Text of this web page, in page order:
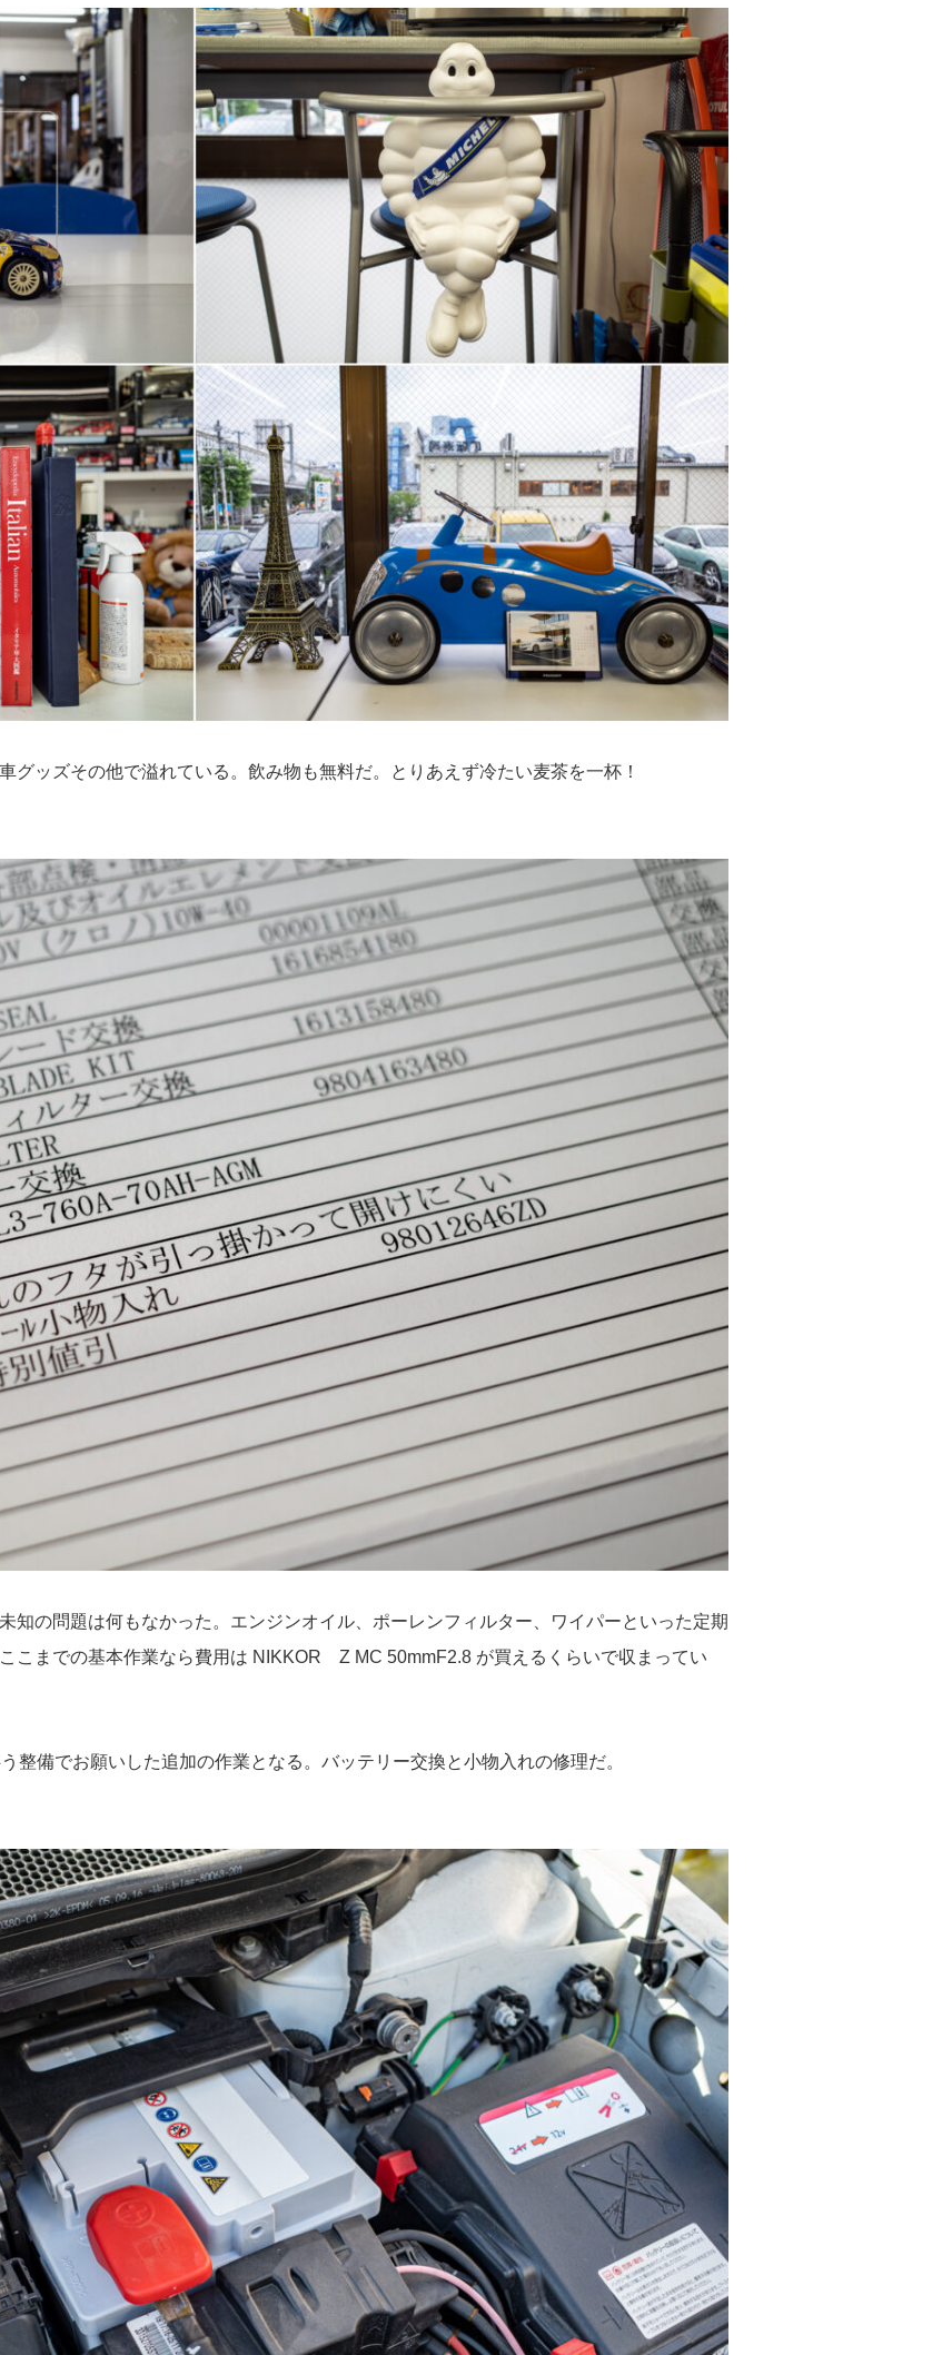
ッズその他で溢れている。飲み物も無料だ。とりあえず冷たい麦茶を一杯！
の問題は何もなかった。エンジンオイル、ポーレンフィルター、ワイパーといった定期
こまでの基本作業なら費用は NIKKOR Z MC 50mmF2.8 が買えるくらいで収まってい
備でお願いした追加の作業となる。バッテリー交換と小物入れの修理だ。